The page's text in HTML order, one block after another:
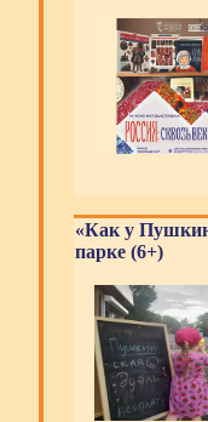
«Как у
парке (6+)